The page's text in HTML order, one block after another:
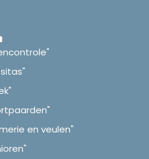
en veulen"